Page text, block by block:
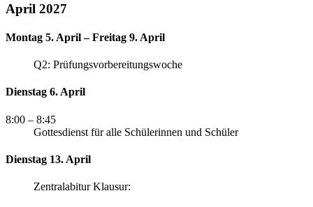
April 2027
Montag 5. April – Freitag 9. April
Q2: Prüfungsvorbereitungswoche
Dienstag 6. April
8:00 – 8:45
Gottesdienst für alle Schülerinnen und Schüler
Dienstag 13. April
Zentralabitur Klausur: